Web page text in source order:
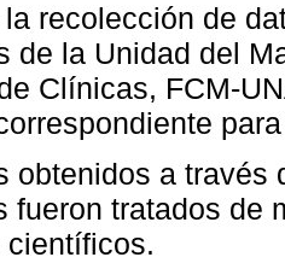
recolección de
de la Unidad del
Clínicas, FCM-
obtenidos a
fueron tratados de
científicos.